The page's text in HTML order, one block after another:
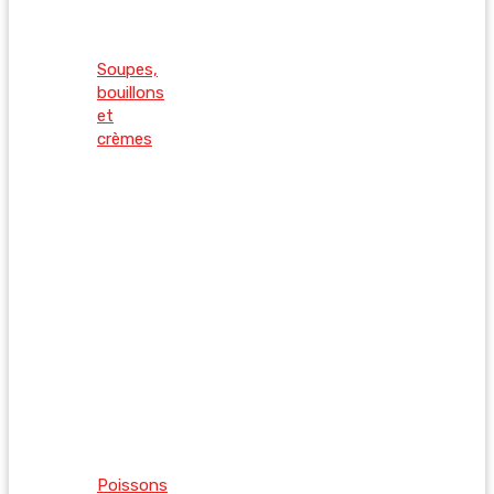
Soupes,
bouillons
et
crèmes
Poissons